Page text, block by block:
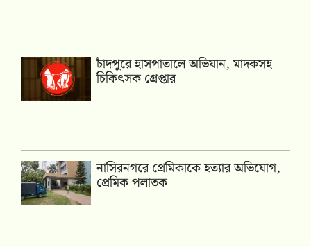
চাঁদপুরে হাসপাতালে অভিযান, মাদকসহ
চিকিৎসক গ্রেপ্তার
নাসিরনগরে প্রেমিকাকে হত্যার অভিযোগ,
প্রেমিক পলাতক